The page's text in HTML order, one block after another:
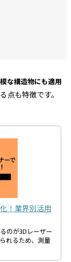
な構造物にも適用
点も特徴です。
！業界別活用
のが3Dレーザー
れるため、測量